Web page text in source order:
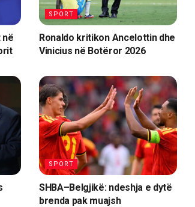
në
SPORT
Ronaldo kritikon Ancelottin dhe
Vinicius në Botëror 2026
SPORT
SHBA–Belgjikë: ndeshja e dytë
brenda pak muajsh